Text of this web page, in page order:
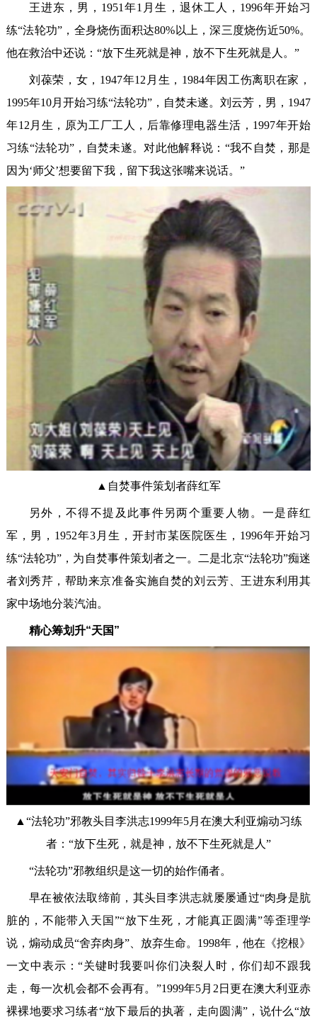
王进东，男，1951年1月生，退休工人，1996年开始习
练“法轮功”，全身烧伤面积达80%以上，深三度烧伤近50%。
他在救治中还说：“放下生死就是神，放不下生死就是人。”
刘葆荣，女，1947年12月生，1984年因工伤离职在家，
1995年10月开始习练“法轮功”，自焚未遂。刘云芳，男，1947
年12月生，原为工厂工人，后靠修理电器生活，1997年开始
习练“法轮功”，自焚未遂。对此他解释说：“我不自焚，那是
因为‘师父’想要留下我，留下我这张嘴来说话。”
▲自焚事件策划者薛红军
另外，不得不提及此事件另两个重要人物。一是薛红
军，男，1952年3月生，开封市某医院医生，1996年开始习
练“法轮功”，为自焚事件策划者之一。二是北京“法轮功”痴迷
者刘秀芹，帮助来京准备实施自焚的刘云芳、王进东利用其
家中场地分装汽油。
精心筹划升“天国”
▲“法轮功”邪教头目李洪志1999年5月在澳大利亚煽动习练
者：“放下生死，就是神，放不下生死就是人”
“法轮功”邪教组织是这一切的始作俑者。
早在被依法取缔前，其头目李洪志就屡屡通过“肉身是肮
脏的，不能带入天国”“放下生死，才能真正圆满”等歪理学
说，煽动成员“舍弃肉身”、放弃生命。1998年，他在《挖根》
一文中表示：“关键时我要叫你们决裂人时，你们却不跟我
走，每一次机会都不会再有。”1999年5月2日更在澳大利亚赤
裸裸地要求习练者“放下最后的执著，走向圆满”，说什么“放